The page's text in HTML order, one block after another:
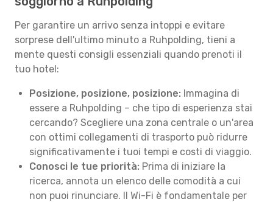
Per garantire un arrivo senza intoppi e evitare
sorprese dell'ultimo minuto a Ruhpolding, tieni a
mente questi consigli essenziali quando prenoti il
tuo hotel:
Posizione, posizione, posizione: Immagina di
essere a Ruhpolding – che tipo di esperienza stai
cercando? Scegliere una zona centrale o un'area
con ottimi collegamenti di trasporto può ridurre
significativamente i tuoi tempi e costi di viaggio.
Conosci le tue priorità: Prima di iniziare la
ricerca, annota un elenco delle comodità a cui
non puoi rinunciare. Il Wi-Fi è fondamentale per